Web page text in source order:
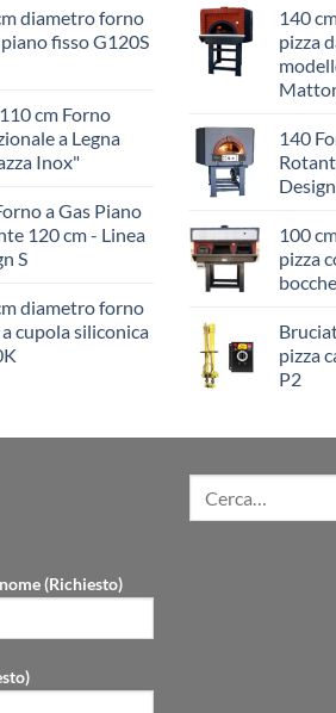
diametro forno
piano fisso G120S
cm Forno
a Legna
Inox"
a Gas Piano
120 cm - Linea
S
diametro forno
a cupola siliconica
140
pizza
140
100
pizza
pizza
P2
(Richiesto)